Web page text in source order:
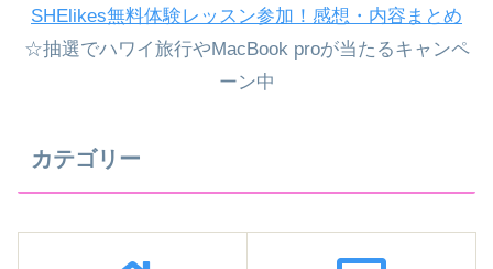
SHElikes無料体験レッスン参加！感想・内容まとめ
☆抽選でハワイ旅行やMacBook proが当たるキャンペ
ーン中
カテゴリー